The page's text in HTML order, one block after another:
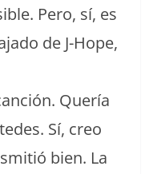
Pero, sí, es
de J-Hope,
Quería
Sí, creo
bien. La